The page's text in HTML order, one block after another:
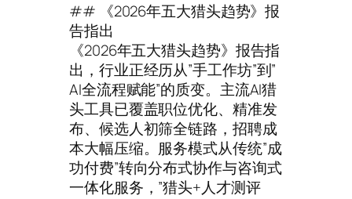
## 《2026年五大猎头趋势》报
告指出
《2026年五大猎头趋势》报告指
出，行业正经历从”手工作坊”到”
AI全流程赋能”的质变。主流AI猎
头工具已覆盖职位优化、精准发
布、候选人初筛全链路，招聘成
本大幅压缩。服务模式从传统”成
功付费”转向分布式协作与咨询式
一体化服务，”猎头+人才测评